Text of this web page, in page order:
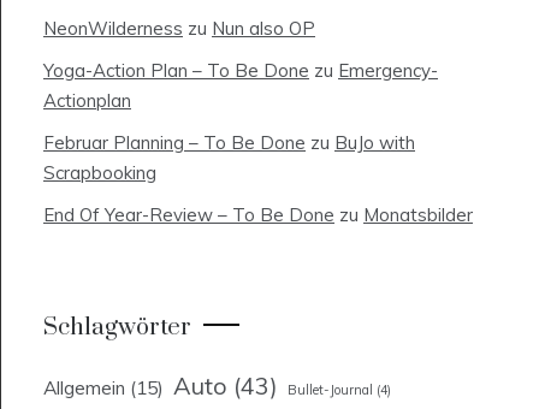
NeonWilderness zu Nun also OP
Yoga-Action Plan – To Be Done zu Emergency-
Actionplan
Februar Planning – To Be Done zu BuJo with
Scrapbooking
End Of Year-Review – To Be Done zu Monatsbilder
Schlagwörter
Allgemein (15) Auto (43) Bullet-Journal (4)